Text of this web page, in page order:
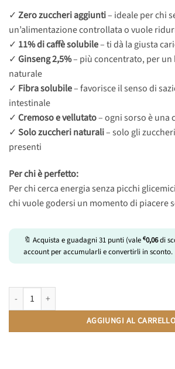
✓ Zero zuccheri aggiunti– ideale per chi
un’alimentazione controllata o vuole
✓ 11% di caffè solubile– ti dà la giusta
✓ Ginseng 2,5%– più concentrato, per un
naturale
✓ Fibra solubile– favorisce il senso di
intestinale
✓ Cremoso e vellutato– ogni sorso è una
✓ Solo zuccheri naturali– solo gli
presenti
Per chi è perfetto:
Per chi cerca energia senza picchi
chi vuole godersi un momento di piacere
🔖 Acquista e guadagni31 punti (vale €0,06di
account per accumularli e convertirli in sconto.
Ginseng Zero | Compatibili Lavazza A Modo
AGGIUNGI AL CARRELLO